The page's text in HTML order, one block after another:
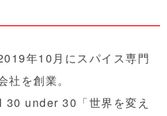
年10月にスパイス専門
を創業。
under 30「世界を変え